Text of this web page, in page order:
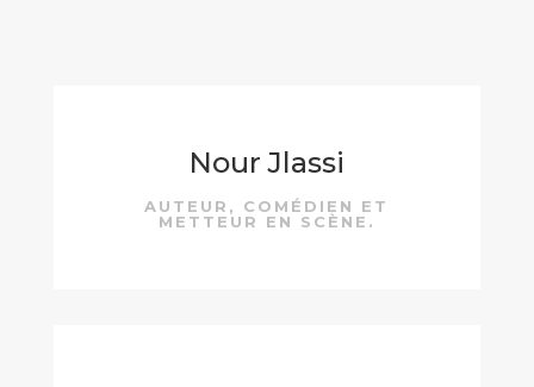
Nour Jlassi
AUTEUR, COMÉDIEN ET
METTEUR EN SCÈNE.